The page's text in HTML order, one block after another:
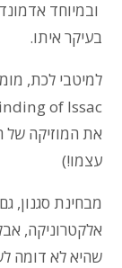
בעיקר איתו.
עצמו!)
מבחינת סגנון,